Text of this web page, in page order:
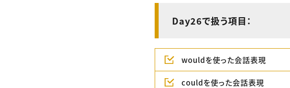
Day26で扱う項目：
wouldを使った会話表現
couldを使った会話表現